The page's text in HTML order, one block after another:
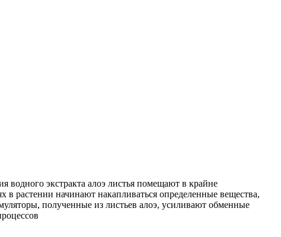
водного экстракта алоэ листья помещают в крайне
растении начинают накапливаться определенные вещества,
полученные из листьев алоэ, усиливают обменные